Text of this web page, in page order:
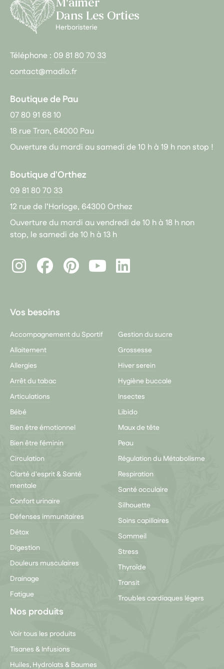
M'aimer
Dans Les Orties
Herboristerie
Téléphone : 09 81 80 70 33
contact@madlo.fr
Boutique de Pau
07 80 91 68 10
18 rue Tran, 64000 Pau
Ouverture du mardi au samedi de 10 h à 19 h non stop !
Boutique d'Orthez
09 81 80 70 33
12 rue de l’Horloge, 64300 Orthez
Ouverture du mardi au vendredi de 10 h à 18 h non
stop, le samedi de 10 h à 13 h
InstagramFacebookPinterest
LinkedIn
Vos besoins
Accompagnement du Sportif
Allaitement
Allergies
Arrêt du tabac
Articulations
Bébé
Bien être émotionnel
Bien être féminin
Circulation
Clarté d'esprit & Santé
mentale
Confort urinaire
Défenses immunitaires
Détox
Digestion
Douleurs musculaires
Drainage
Fatigue
Gestion du sucre
Grossesse
Hiver serein
Hygiène buccale
Insectes
Libido
Maux de tête
Peau
Régulation du Métabolisme
Respiration
Santé occulaire
Silhouette
Soins capillaires
Sommeil
Stress
Thyroïde
Transit
Troubles cardiaques légers
Nos produits
Voir tous les produits
Tisanes & Infusions
Huiles, Hydrolats & Baumes